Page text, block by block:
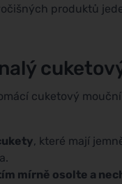
produktů
cuketový
, které mají
mírně osolte a